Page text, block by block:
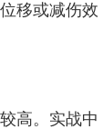
移或减伤效
高。实战中